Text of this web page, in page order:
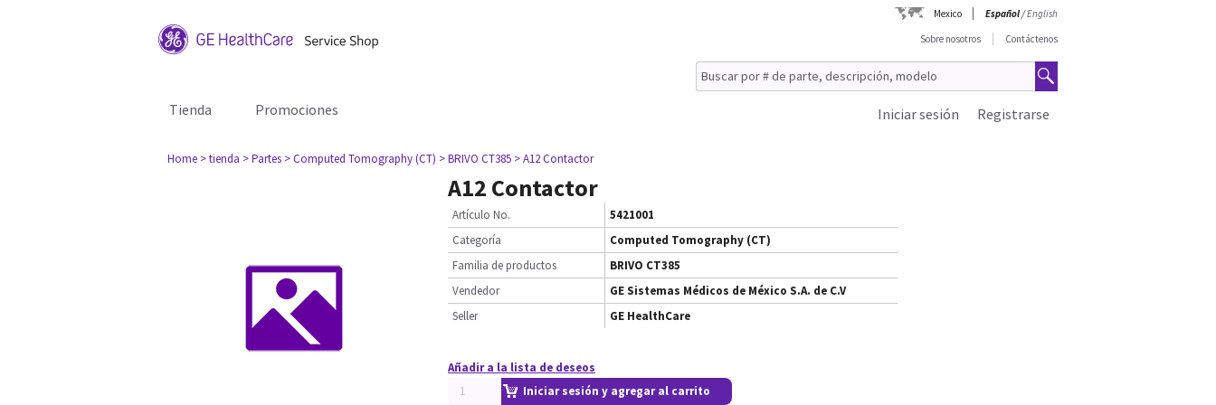
Mexico Español/English
Sobre nosotros
Contáctenos
Tienda Promociones Registrarse
Iniciar sesión
Home > tienda > Partes > Computed Tomography (CT) > BRIVO CT385 > A12 Contactor
A12 Contactor
Artículo No.
5421001
Categoría
Computed Tomography (CT)
Familia de productos
BRIVO CT385
Vendedor
GE Sistemas Médicos de México S.A. de C.V
Seller
GE HealthCare
Añadir a la lista de deseos
Iniciar sesión y agregar al carrito